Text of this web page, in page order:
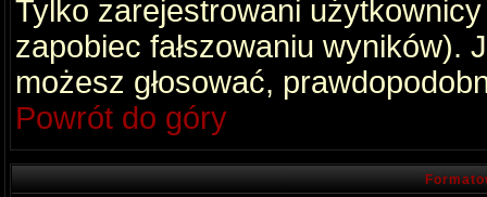
Tylko zarejestrowani
zapobiec fałszowaniu wyników).
możesz głosować,
Powrót do góry